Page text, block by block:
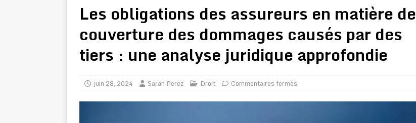
Les obligations des assureurs en matière de
couverture des dommages causés par des
tiers : une analyse juridique approfondie
juin 28, 2024 Sarah Perez Droit Commentaires fermés